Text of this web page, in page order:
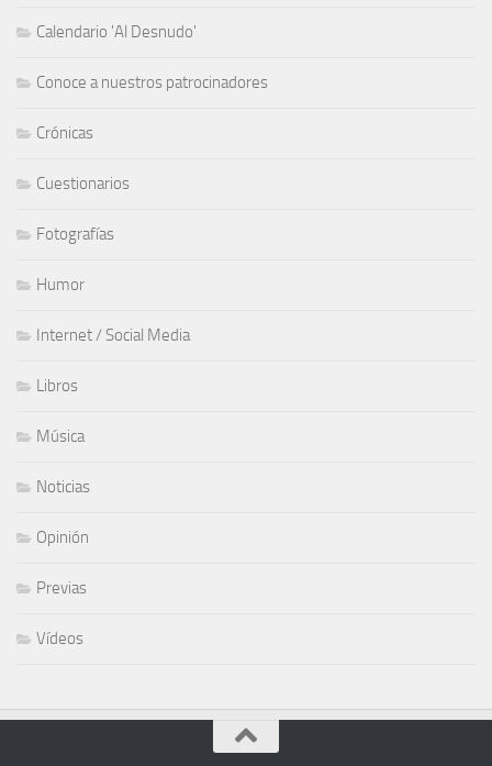
Calendario 'Al Desnudo'
Conoce a nuestros patrocinadores
Crónicas
Cuestionarios
Fotografías
Humor
Internet / Social Media
Libros
Música
Noticias
Opinión
Previas
Vídeos